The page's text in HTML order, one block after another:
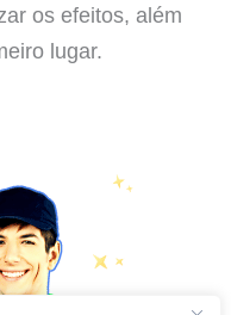
os efeitos, além
lugar.